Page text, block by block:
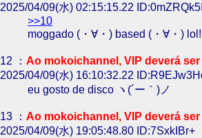
2025/04/09(水) 02:15:15.22 ID:0mZRQk5I
>>10
moggado (・∀・) based (・∀・)
12 ： Ao mokoichannel, VIP deverá
2025/04/09(水) 16:10:32.22
eu gosto de disco ヽ(´ー｀)ノ
13 ： Ao mokoichannel, VIP deverá
2025/04/09(水) 19:05:48.80 ID:7SxkIBr+